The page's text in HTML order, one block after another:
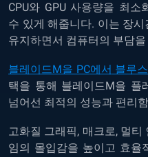
CPU와 GPU사용량을 최소
수 있게 해줍니다. 이는 장시
유지하면서 컴퓨터의 부담을
블레이드M을 PC에서 블루
택을 통해 블레이드M을 플
넘어선 최적의 성능과 편리
고화질 그래픽, 매크로, 멀티
임의 몰입감을 높이고 효율